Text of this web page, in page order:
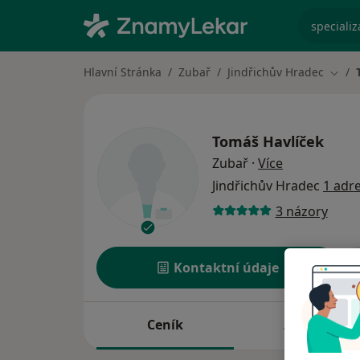
Hlavní Stránka Zubař Jindřichův Hradec
Tomáš Havlíček
Zubař · Více
Jindřichův Hradec 1
3 názory
Kontaktní údaje
Ceník Adresy